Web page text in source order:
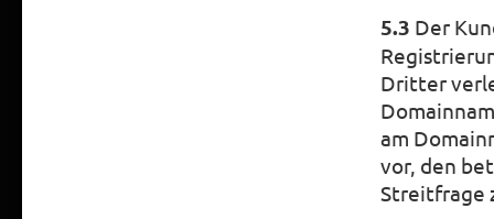
5.3 Der
Dritter
am
vor, den
Streitfrage